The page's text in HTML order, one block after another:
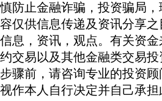
慎防止金融诈骗，投资骗局
容仅供信息传递及资讯分享
信息，资讯，观点。有关资
约交易以及其他金融类交易
步骤前，请咨询专业的投资
视作本人自行决定并自己承